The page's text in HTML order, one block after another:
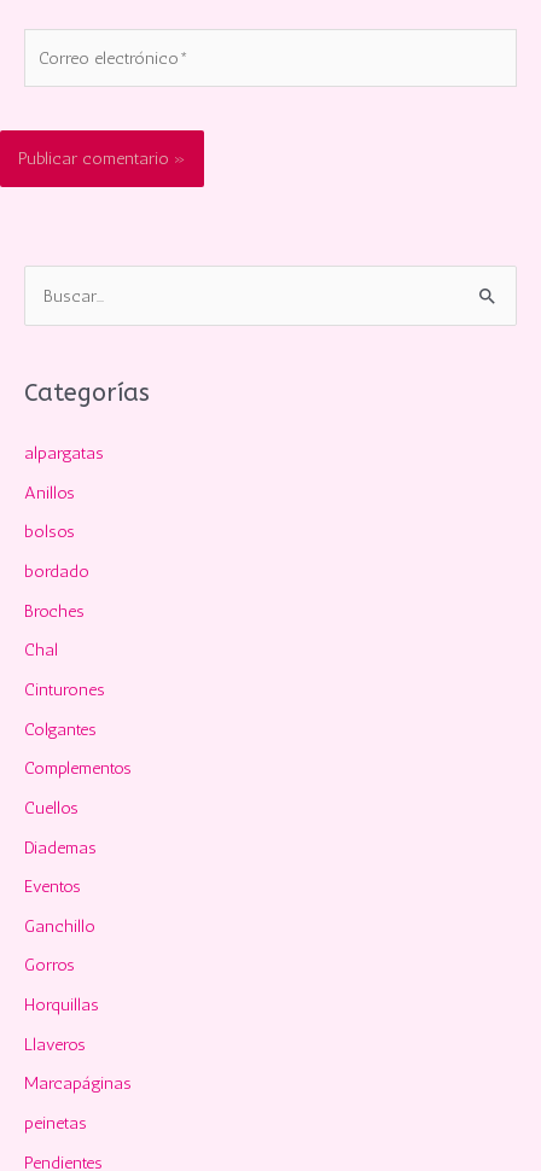
electrónico*
c
r
p
o
r
Categorías
alpargatas
Anillos
bolsos
bordado
Broches
Chal
Cinturones
Colgantes
Complementos
Cuellos
Diademas
Eventos
Ganchillo
Gorros
Horquillas
Llaveros
Marcapáginas
peinetas
Pendientes